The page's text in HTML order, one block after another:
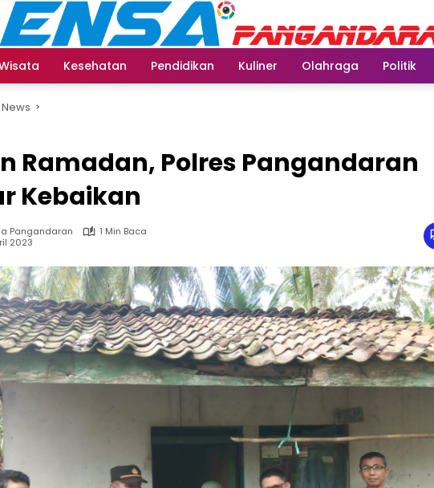
Kesehatan Pendidikan Kuliner Olahraga Politik
News
Ramadan, Polres Pangandaran
Kebaikan
Pangandaran
1 Min Baca
2023